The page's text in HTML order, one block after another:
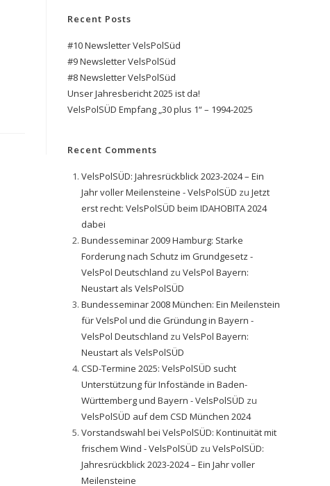
Recent Posts
#10 Newsletter VelsPolSüd
#9 Newsletter VelsPolSüd
#8 Newsletter VelsPolSüd
Unser Jahresbericht 2025 ist da!
VelsPolSÜD Empfang „30 plus 1“ – 1994-2025
Recent Comments
VelsPolSÜD: Jahresrückblick 2023-2024 – Ein
Jahr voller Meilensteine - VelsPolSÜD zu Jetzt
erst recht: VelsPolSÜD beim IDAHOBITA 2024
dabei
Bundesseminar 2009 Hamburg: Starke
Forderung nach Schutz im Grundgesetz -
VelsPol Deutschland zu VelsPol Bayern:
Neustart als VelsPolSÜD
Bundesseminar 2008 München: Ein Meilenstein
für VelsPol und die Gründung in Bayern -
VelsPol Deutschland zu VelsPol Bayern:
Neustart als VelsPolSÜD
CSD-Termine 2025: VelsPolSÜD sucht
Unterstützung für Infostände in Baden-
Württemberg und Bayern - VelsPolSÜD zu
VelsPolSÜD auf dem CSD München 2024
Vorstandswahl bei VelsPolSÜD: Kontinuität mit
frischem Wind - VelsPolSÜD zu VelsPolSÜD:
Jahresrückblick 2023-2024 – Ein Jahr voller
Meilensteine